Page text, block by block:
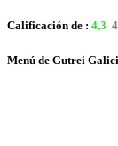
Calificación de : 4,3
Menú de Gutrei